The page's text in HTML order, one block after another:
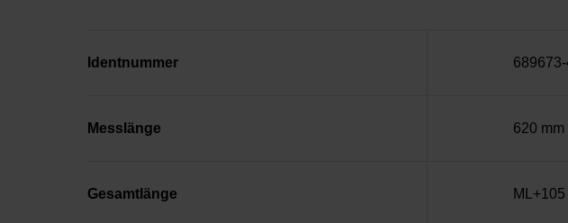
Identnummer
Messlänge 620 mm
Gesamtlänge ML+105